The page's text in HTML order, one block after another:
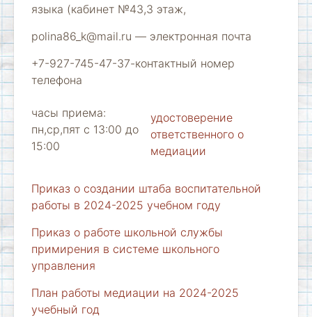
языка (кабинет №43,3 этаж,
polina86_k@mail.ru — электронная почта
+7-927-745-47-37-контактный номер
телефона
часы приема:
пн,ср,пят с 13:00 до
15:00
удостоверение
ответственного о
медиации
Приказ о создании штаба воспитательной
работы в 2024-2025 учебном году
Приказ о работе школьной службы
примирения в системе школьного
управления
План работы медиации на 2024-2025
учебный год